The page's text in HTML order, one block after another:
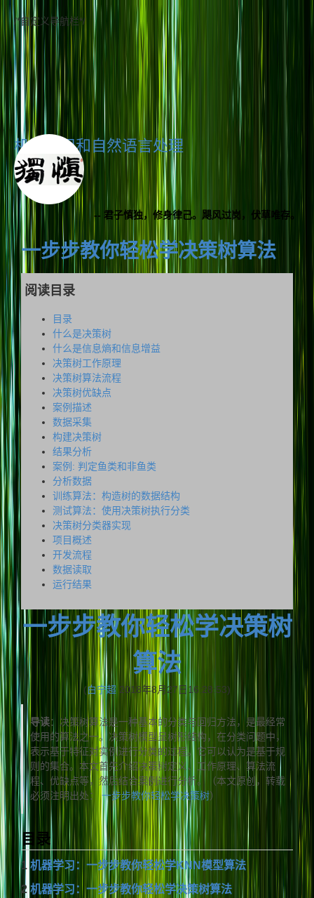
/*自定义导航栏*/
机器学习和自然语言处理
-- 君子慎独，修身律己。飓风过岗，伏草唯存。
一步步教你轻松学决策树算法
阅读目录
目录
什么是决策树
什么是信息熵和信息增益
决策树工作原理
决策树算法流程
决策树优缺点
案例描述
数据采集
构建决策树
结果分析
案例: 判定鱼类和非鱼类
分析数据
训练算法：构造树的数据结构
测试算法：使用决策树执行分类
决策树分类器实现
项目概述
开发流程
数据读取
运行结果
一步步教你轻松学决策树
算法
(白宁超2018年8月27日16:28:53)
导读：决策树算法是一种基本的分类与回归方法，是最经常
使用的算法之一。决策树模型呈树形结构，在分类问题中，
表示基于特征对实例进行分类的过程。它可以认为是基于规
则的集合。本文首先介绍决策树定义、工作原理、算法流
程、优缺点等，然后结合案例进行分析。（本文原创，转载
必须注明出处：一步步教你轻松学决策树）
目录
1 机器学习：一步步教你轻松学KNN模型算法
2 机器学习：一步步教你轻松学决策树算法